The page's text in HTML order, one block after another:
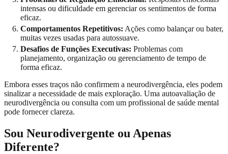
intensas ou dificuldade em gerenciar os sentimentos de forma
eficaz.
Comportamentos Repetitivos: Ações como balançar ou bater,
muitas vezes usadas para autossuave.
Desafios de Funções Executivas: Problemas com
planejamento, organização ou gerenciamento de tempo de
forma eficaz.
Embora esses traços não confirmem a neurodivergência, eles podem
sinalizar a necessidade de mais exploração. Uma autoavaliação de
neurodivergência ou consulta com um profissional de saúde mental
pode fornecer clareza.
Sou Neurodivergente ou Apenas
Diferente?